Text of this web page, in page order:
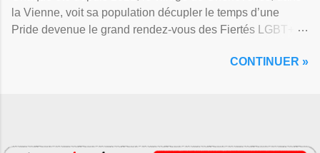
la Vienne, voit sa population décupler le temps d’une
Pride devenue le grand rendez-vous des Fiertés LGBT+
CONTINUER »